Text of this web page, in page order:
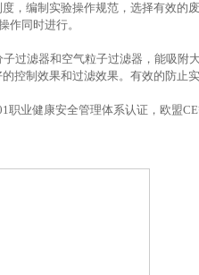
，编制实验操作规范，选择有效的
作同时进行。
过滤器和空气粒子过滤器，能吸附
控制效果和过滤效果。有效的防止
职业健康安全管理体系认证，欧盟